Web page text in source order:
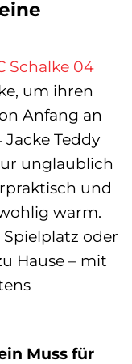
Schalke 04
um ihren
Anfang an
Jacke Teddy
unglaublich
und
warm.
oder
Hause – mit
Muss für